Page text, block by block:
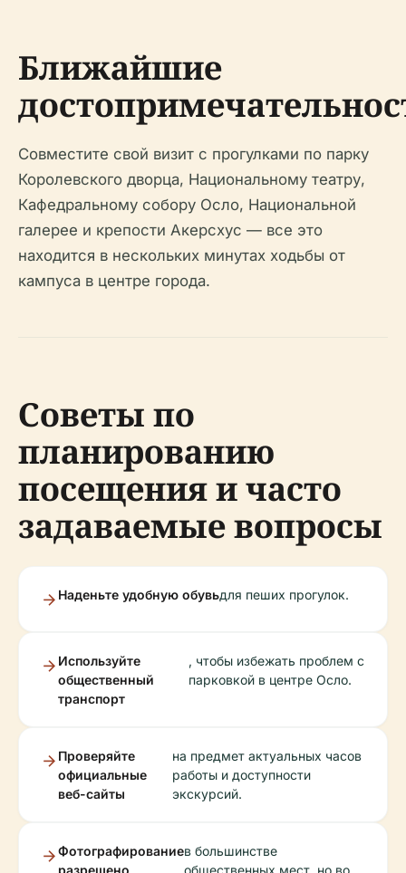
Ближайшие
Совместите свой визит с прогулками по парку
Королевского дворца, Национальному театру,
Кафедральному собору Осло, Национальной
галерее и крепости Акерсхус — все это
находится в нескольких минутах ходьбы от
кампуса в центре города.
Советы по
планированию
посещения и часто
задаваемые вопросы
Наденьте удобную обувьдля пеших прогулок.
Используйте
общественный
транспорт
, чтобы избежать проблем с
парковкой в центре Осло.
Проверяйте
официальные
веб-сайты
на предмет актуальных часов
работы и доступности
экскурсий.
Фотографирование
разрешено
в большинстве
общественных мест, но во